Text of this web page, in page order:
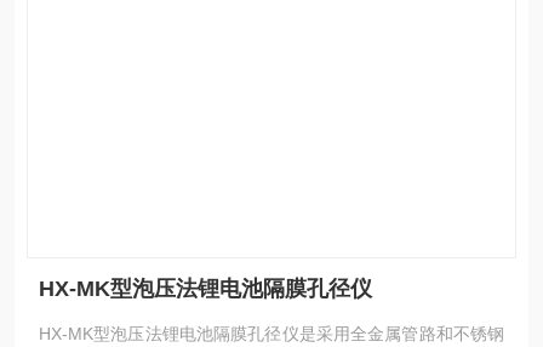
HX-MK型泡压法锂电池隔膜孔径仪
HX-MK型泡压法锂电池隔膜孔径仪是采用全金属管路和不锈钢